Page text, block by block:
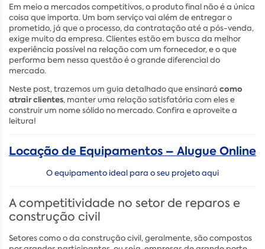
Em meio a mercados competitivos, o produto final não é a única
coisa que importa. Um bom serviço vai além de entregar o
prometido, já que o processo, da contratação até a pós-venda,
exige muito da empresa. Clientes estão em busca da melhor
experiência possível na relação com um fornecedor, e o que
performa bem nessa questão é o grande diferencial do
mercado.
Neste post, trazemos um guia detalhado que ensinará como
atrair clientes, manter uma relação satisfatória com eles e
construir um nome sólido no mercado. Confira e aproveite a
leitura!
Locação de Equipamentos – Alugue Online
O equipamento ideal para o seu projeto aqui
A competitividade no setor de reparos e
construção civil
Setores como o da construção civil, geralmente, são compostos